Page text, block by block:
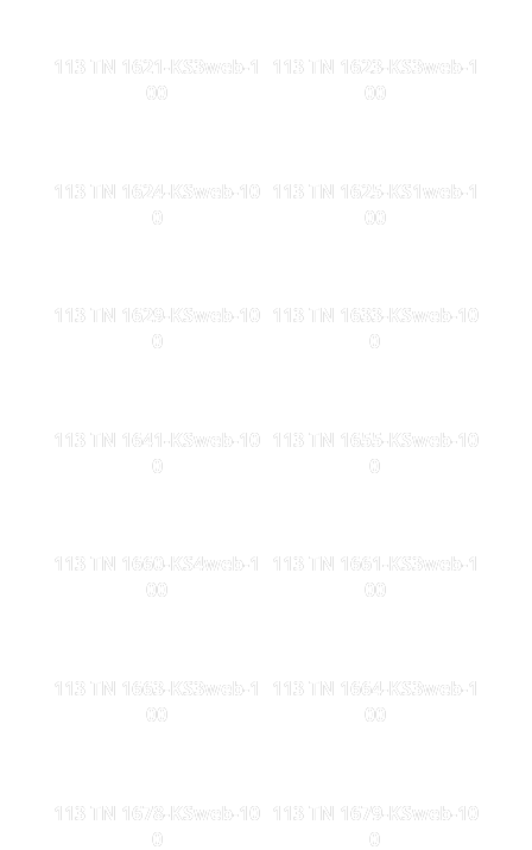
113 TN 1621-KS3web-1
00
113 TN 1623-KS3web-1
00
113 TN 1624-KSweb-10
0
113 TN 1625-KS1web-1
00
113 TN 1629-KSweb-10
0
113 TN 1633-KSweb-10
0
113 TN 1641-KSweb-10
0
113 TN 1655-KSweb-10
0
113 TN 1660-KS4web-1
00
113 TN 1661-KS3web-1
00
113 TN 1663-KS3web-1
00
113 TN 1664-KS3web-1
00
113 TN 1678-KSweb-10
0
113 TN 1679-KSweb-10
0